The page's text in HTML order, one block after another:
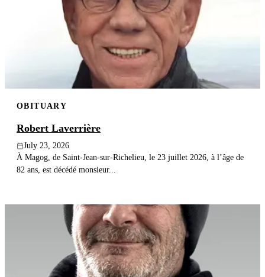
OBITUARY
Robert Laverrière
July 23, 2026
À Magog, de Saint-Jean-sur-Richelieu, le 23 juillet 2026, à l’âge de
82 ans, est décédé monsieur...